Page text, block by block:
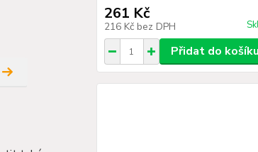
261 Kč
216 Kč bez DPH
Přidat do košíku